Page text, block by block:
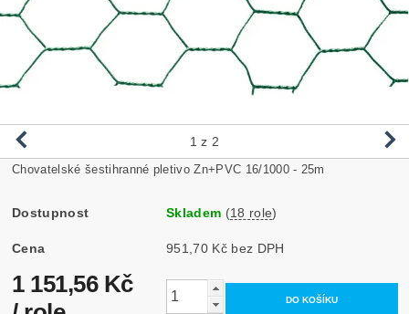
1 z 2
Chovatelské šestihranné pletivo Zn+PVC 16/1000 - 25m
Dostupnost Skladem (18 role)
Cena 951,70 Kč bez DPH
1 151,56 Kč